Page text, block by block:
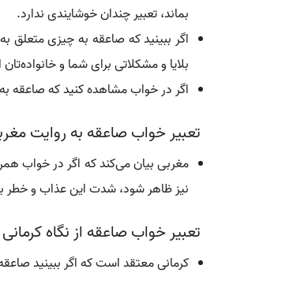
بماند، تعبیر چندان خوشایندی ندارد.
اگر ببینید که صاعقه به چیزی
بلایا و مشکلاتی برای شما و
اگر در خواب مشاهده کنید که صاعقه
تعبیر خواب صاعقه به روایت
مغربی بیان می‌کند که اگر در خواب
نیز ظاهر شود، شدت این عذاب و خطر
تعبیر خواب صاعقه از نگاه کرمانی
کرمانی معتقد است که اگر ببینید